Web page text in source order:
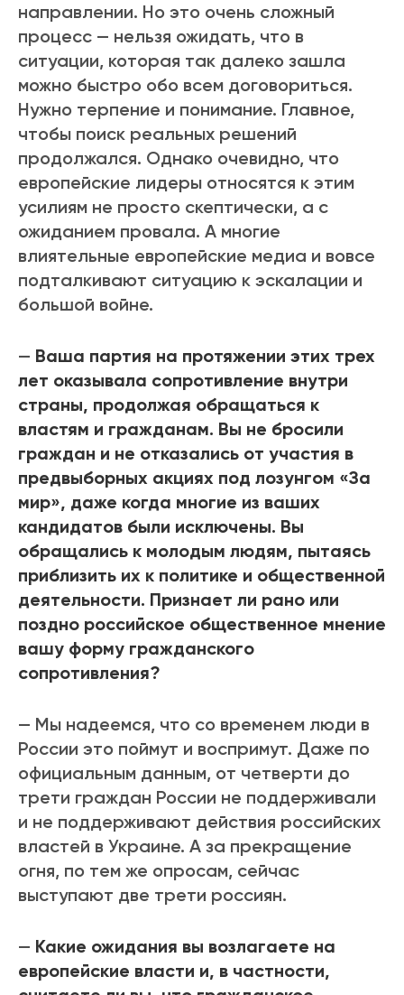
направлении. Но это очень сложный
процесс — нельзя ожидать, что в
ситуации, которая так далеко зашла
можно быстро обо всем договориться.
Нужно терпение и понимание. Главное,
чтобы поиск реальных решений
продолжался. Однако очевидно, что
европейские лидеры относятся к этим
усилиям не просто скептически, а с
ожиданием провала. А многие
влиятельные европейские медиа и вовсе
подталкивают ситуацию к эскалации и
большой войне.
— Ваша партия на протяжении этих трех
лет оказывала сопротивление внутри
страны, продолжая обращаться к
властям и гражданам. Вы не бросили
граждан и не отказались от участия в
предвыборных акциях под лозунгом «За
мир», даже когда многие из ваших
кандидатов были исключены. Вы
обращались к молодым людям, пытаясь
приблизить их к политике и общественной
деятельности. Признает ли рано или
поздно российское общественное мнение
вашу форму гражданского
сопротивления?
— Мы надеемся, что со временем люди в
России это поймут и воспримут. Даже по
официальным данным, от четверти до
трети граждан России не поддерживали
и не поддерживают действия российских
властей в Украине. А за прекращение
огня, по тем же опросам, сейчас
выступают две трети россиян.
— Какие ожидания вы возлагаете на
европейские власти и, в частности,